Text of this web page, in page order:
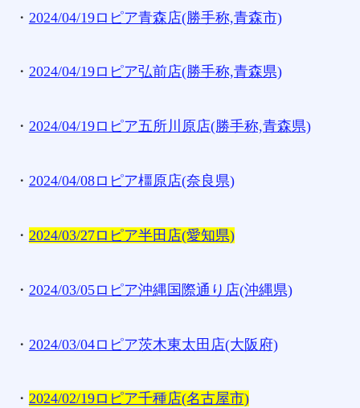
・ 2024/04/19ロピア青森店(勝手称,青森市)
・ 2024/04/19ロピア弘前店(勝手称,青森県)
・ 2024/04/19ロピア五所川原店(勝手称,青森県)
・ 2024/04/08ロピア橿原店(奈良県)
・ 2024/03/27ロピア半田店(愛知県)
・ 2024/03/05ロピア沖縄国際通り店(沖縄県)
・ 2024/03/04ロピア茨木東太田店(大阪府)
・ 2024/02/19ロピア千種店(名古屋市)